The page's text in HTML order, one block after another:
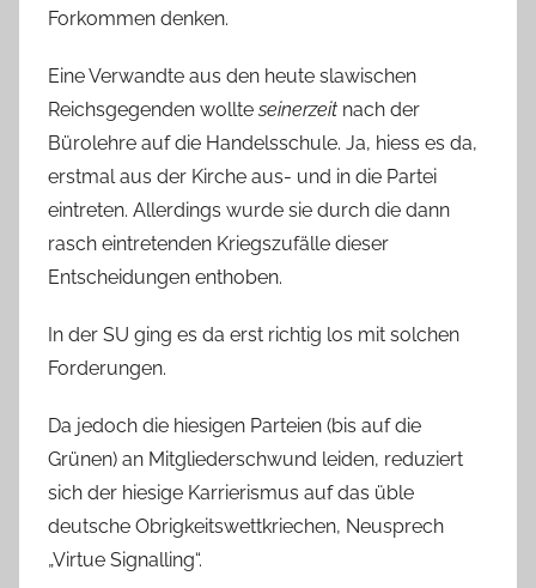
Forkommen denken.
Eine Verwandte aus den heute slawischen
Reichsgegenden wollteseinerzeit nach der
Bürolehre auf die Handelsschule. Ja, hiess es da,
erstmal aus der Kirche aus- und in die Partei
eintreten. Allerdings wurde sie durch die dann
rasch eintretenden Kriegszufälle dieser
Entscheidungen enthoben.
In der SU ging es da erst richtig los mit solchen
Forderungen.
Da jedoch die hiesigen Parteien (bis auf die
Grünen) an Mitgliederschwund leiden, reduziert
sich der hiesige Karrierismus auf das üble
deutsche Obrigkeitswettkriechen, Neusprech
„Virtue Signalling“.